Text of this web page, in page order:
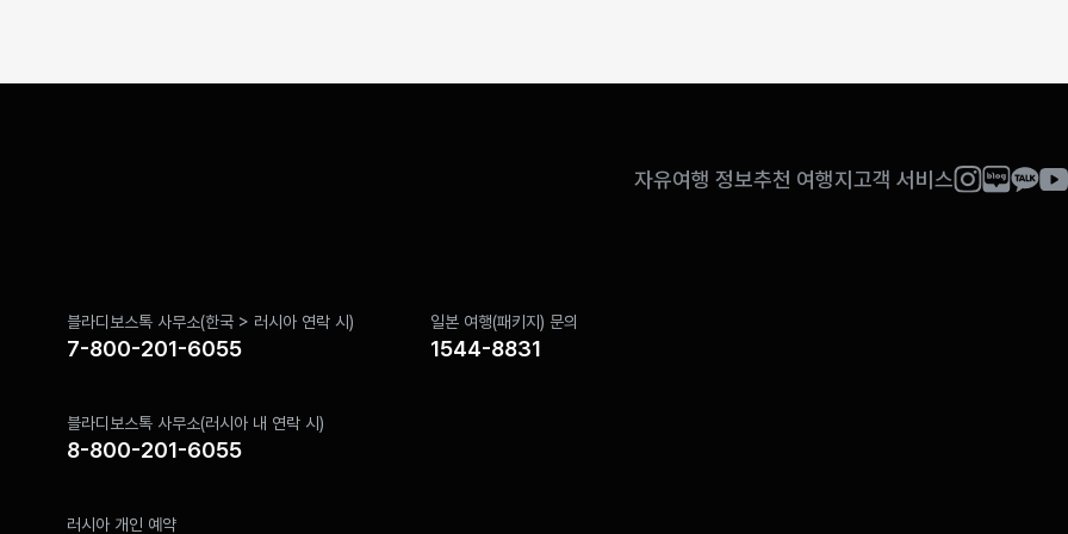
자유여행 정보추천 여행지 고객 서비스
블라디보스톡 사무소(한국 > 러시아 연락 시)
7-800-201-6055
블라디보스톡 사무소(러시아 내 연락 시)
8-800-201-6055
러시아 개인 예약
일본 여행(패키지) 문의
1544-8831